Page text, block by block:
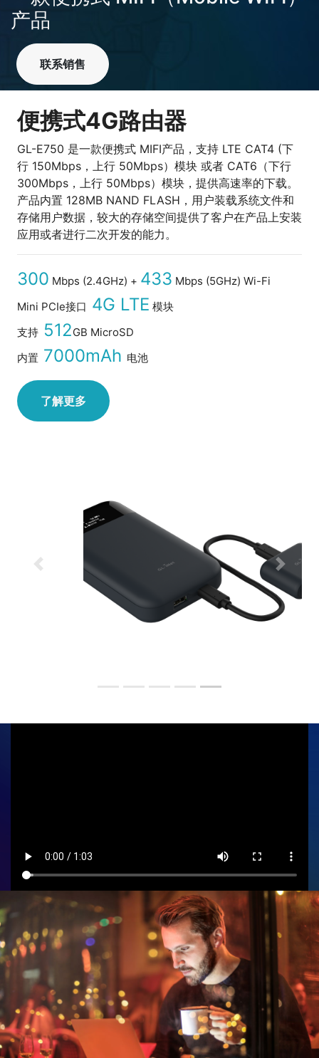
产品
联系销售
便携式4G路由器
GL-E750 是一款便携式 MIFI产品，支持 LTE CAT4 (下
行 150Mbps，上行 50Mbps）模块 或者 CAT6（下行
300Mbps，上行 50Mbps）模块，提供高速率的下载。
产品内置 128MB NAND FLASH，用户装载系统文件和
存储用户数据，较大的存储空间提供了客户在产品上安装
应用或者进行二次开发的能力。
300 Mbps (2.4GHz) + 433 Mbps (5GHz) Wi-Fi
Mini PCIe接口 4G LTE 模块
支持 512GB MicroSD
内置 7000mAh 电池
了解更多
Previous Next